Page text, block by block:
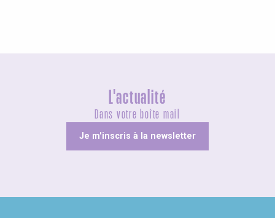
L'actualité
Dans votre boîte mail
Je m'inscris à la newsletter